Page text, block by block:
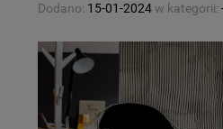
Dodano: 15-01-2024w kategorii: